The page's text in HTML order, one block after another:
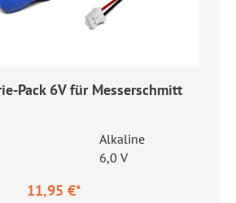
Pack 6V für Messerschmitt
Alkaline
6,0 V
11,95 €*